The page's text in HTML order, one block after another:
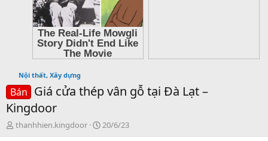
Nội thất, Xây dựng
Bán Giá cửa thép vân gỗ tại Đà Lạt –
Kingdoor
T
h
thanhhien.kingdoor
N
g
20/6/23